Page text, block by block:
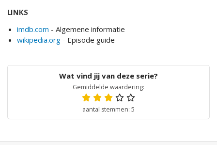
LINKS
imdb.com - Algemene informatie
wikipedia.org - Episode guide
Gemiddelde waardering:
aantal stemmen: 5